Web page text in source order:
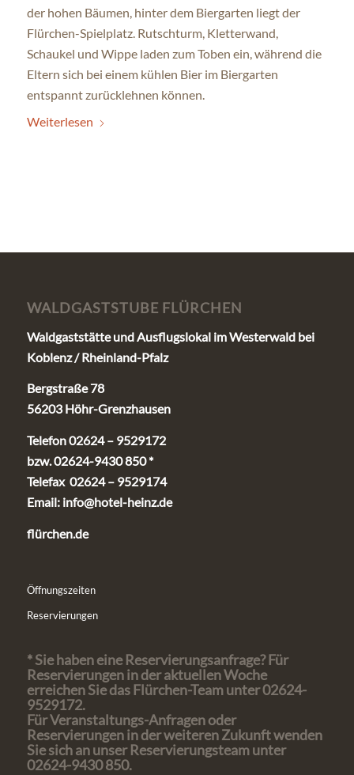
der hohen Bäumen, hinter dem Biergarten liegt der
Flürchen-Spielplatz. Rutschturm, Kletterwand,
Schaukel und Wippe laden zum Toben ein, während die
Eltern sich bei einem kühlen Bier im Biergarten
entspannt zurücklehnen können.
Weiterlesen
WALDGASTSTUBE FLÜRCHEN
Waldgaststätte und Ausflugslokal im Westerwald bei
Koblenz / Rheinland-Pfalz
Bergstraße 78
56203 Höhr-Grenzhausen
Telefon 02624 – 9529172
bzw. 02624-9430 850 *
Telefax 02624 – 9529174
Email: info@hotel-heinz.de
flürchen.de
Öffnungszeiten
Reservierungen
* Sie haben eine Reservierungsanfrage? Für
Reservierungen in der aktuellen Woche
erreichen Sie das Flürchen-Team unter 02624-
9529172.
Für Veranstaltungs-Anfragen oder
Reservierungen in der weiteren Zukunft wenden
Sie sich an unser Reservierungsteam unter
02624-9430 850.